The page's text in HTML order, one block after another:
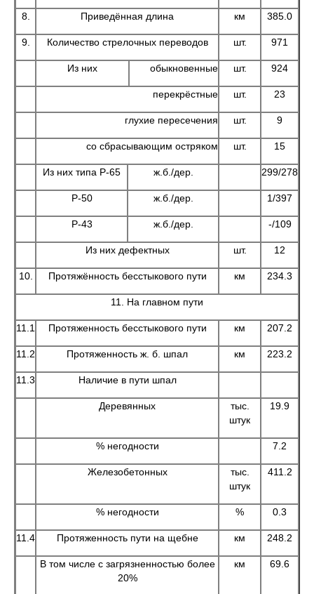
8. Приведённая длина км 385.0
9. Количество стрелочных переводов шт. 971
Из них обыкновенные шт. 924
перекрёстные шт. 23
глухие пересечения шт. 9
со сбрасывающим остряком шт. 15
Из них типа Р-65 ж.б./дер. 299/278
Р-50 ж.б./дер. 1/397
Р-43 ж.б./дер. -/109
Из них дефектных шт. 12
10. Протяжённость бесстыкового пути км 234.3
11. На главном пути
11.1 Протяженность бесстыкового пути км 207.2
11.2 Протяженность ж. б. шпал км 223.2
11.3 Наличие в пути шпал
Деревянных
тыс.
штук
19.9
% негодности 7.2
Железобетонных
тыс.
штук
411.2
% негодности % 0.3
11.4 Протяженность пути на щебне км 248.2
В том числе с загрязненностью более
20%
км 69.6